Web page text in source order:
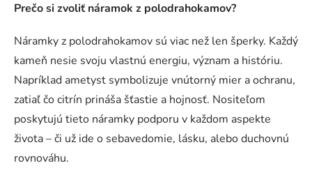
Prečo si zvoliť náramok z polodrahokamov?
Náramky z polodrahokamov sú viac než len šperky. Každý
kameň nesie svoju vlastnú energiu, význam a históriu.
Napríklad ametyst symbolizuje vnútorný mier a ochranu,
zatiaľ čo citrín prináša šťastie a hojnosť. Nositeľom
poskytujú tieto náramky podporu v každom aspekte
života – či už ide o sebavedomie, lásku, alebo duchovnú
rovnováhu.